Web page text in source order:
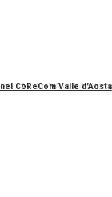
CoReCom Valle d'Aosta